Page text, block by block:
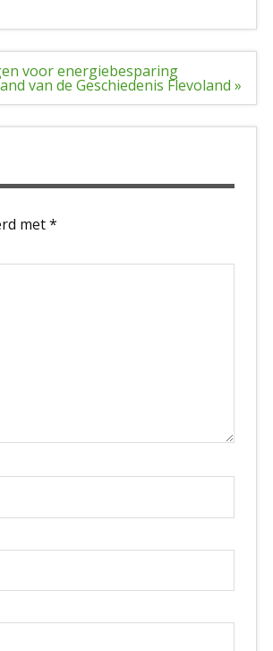
voor energiebesparing
van de Geschiedenis Flevoland »
met*